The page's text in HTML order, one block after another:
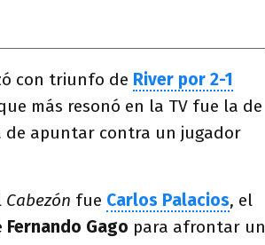
con triunfo de River por 2-1
más resonó en la TV fue la de
de apuntar contra un jugador
Cabezón fue Carlos Palacios, el
Fernando Gago para afrontar un